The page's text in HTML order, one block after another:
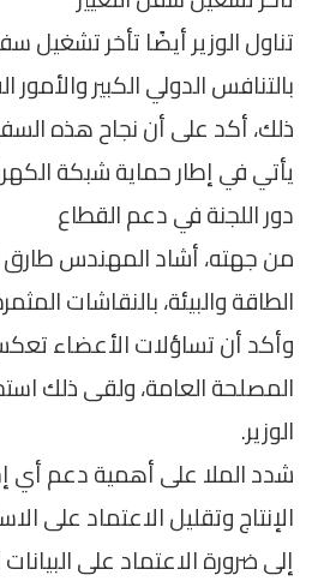
تناول الوزير أيضًا تأخر تشغيل
بالتنافس الدولي الكبير
ذلك، أكد على أن نجاح هذه
يأتي في إطار حماية شبكة
دور اللجنة في دعم القطاع
من جهته، أشاد المهندس طارق
الطاقة والبيئة، بالنقاشات
وأكد أن تساؤلات الأعضاء
المصلحة العامة، ولقى ذلك
الوزير.
شدد الملا على أهمية دعم أي
الإنتاج وتقليل الاعتماد على
إلى ضرورة الاعتماد على